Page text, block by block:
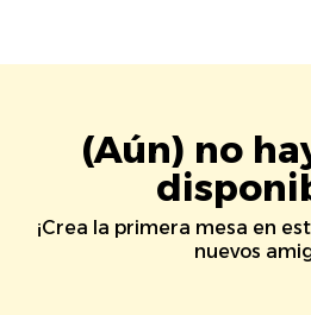
(Aún) no
¡Crea la primera mesa en
nuevos